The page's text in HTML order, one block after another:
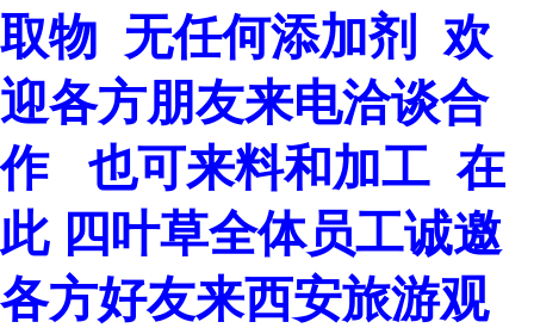
取物 无任何添加剂 欢
迎各方朋友来电洽谈合
作 也可来料和加工 在
此 四叶草全体员工诚邀
各方好友来西安旅游观